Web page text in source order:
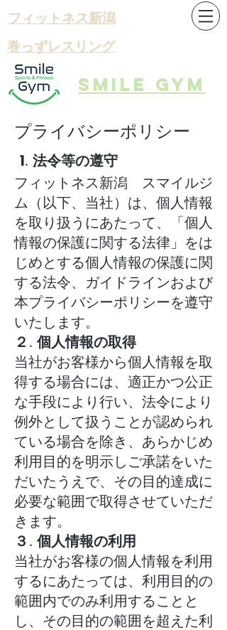
フィットネス​新潟
​巻っずレスリング
Smile gym
プライバシーポリシー
1. 法令等の遵守
フィットネス新潟 スマイルジ
ム（以下、当社）は、個人情報
を取り扱うにあたって、「個人
情報の保護に関する法律」をは
じめとする個人情報の保護に関
する法令、ガイドラインおよび
本プライバシーポリシーを遵守
いたします。
２. 個人情報の取得
当社がお客様から個人情報を取
得する場合には、適正かつ公正
な手段により行い、法令により
例外として扱うことが認められ
ている場合を除き、あらかじめ
利用目的を明示しご承諾をいた
だいたうえで、その目的達成に
必要な範囲で取得させていただ
きます。
３. 個人情報の利用
当社がお客様の個人情報を利用
するにあたっては、利用目的の
範囲内でのみ利用することと
し、その目的の範囲を超えた利